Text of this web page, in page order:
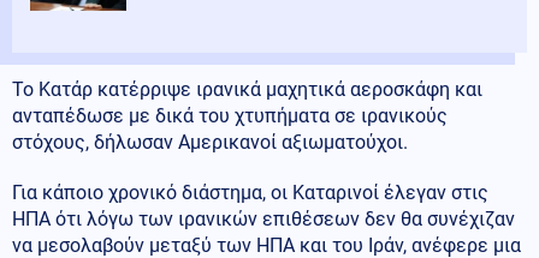
Το Κατάρ κατέρριψε ιρανικά μαχητικά αεροσκάφη και
ανταπέδωσε με δικά του χτυπήματα σε ιρανικούς
στόχους, δήλωσαν Αμερικανοί αξιωματούχοι.
Για κάποιο χρονικό διάστημα, οι Καταρινοί έλεγαν στις
ΗΠΑ ότι λόγω των ιρανικών επιθέσεων δεν θα συνέχιζαν
να μεσολαβούν μεταξύ των ΗΠΑ και του Ιράν, ανέφερε μια